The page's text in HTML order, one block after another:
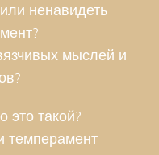
ненавидеть
мыслей и
это такой?
темперамент